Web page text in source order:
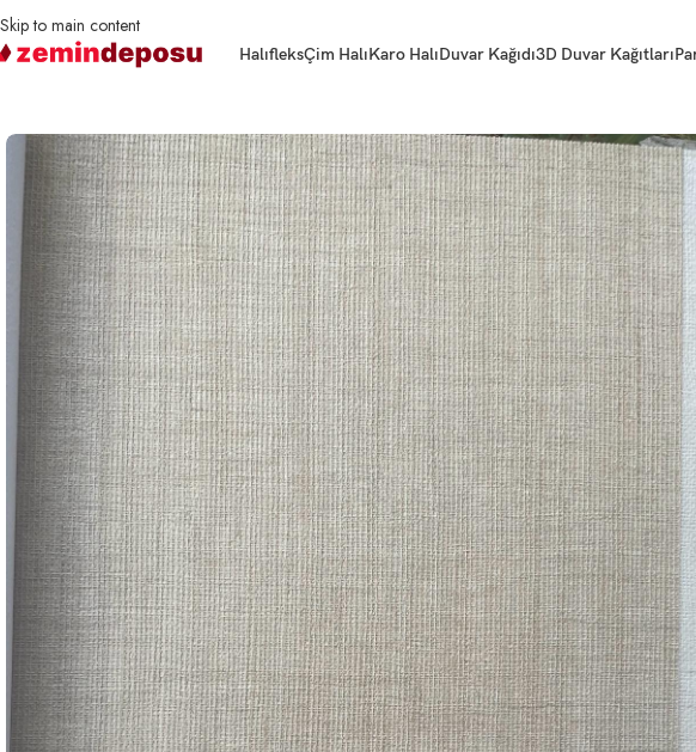
Skip to main content
HalıfleksÇim HalıKaro HalıDuvar Kağıdı3D Duvar Kağıtları